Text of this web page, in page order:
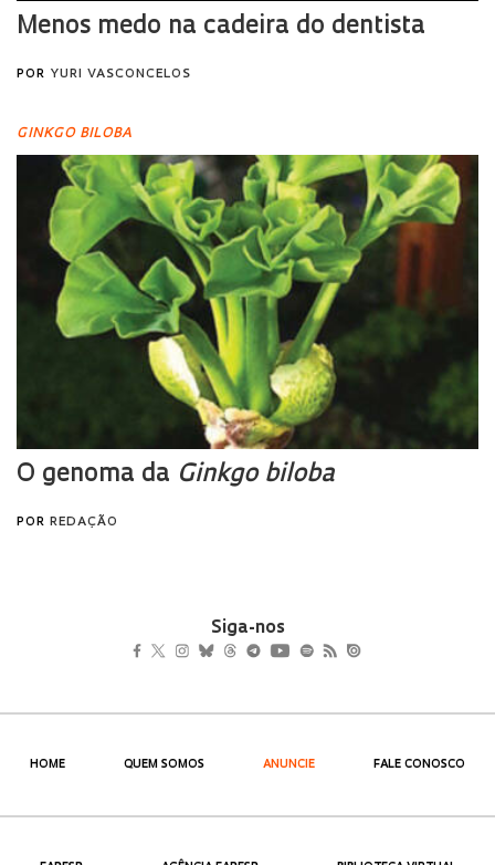
Siga-nos
HOME QUEM SOMOS ANUNCIE FALE CONOSCO